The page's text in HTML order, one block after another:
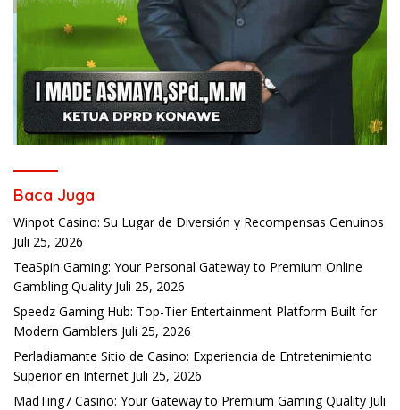
Baca Juga
Winpot Casino: Su Lugar de Diversión y Recompensas Genuinos
Juli 25, 2026
TeaSpin Gaming: Your Personal Gateway to Premium Online
Gambling Quality Juli 25, 2026
Speedz Gaming Hub: Top-Tier Entertainment Platform Built for
Modern Gamblers Juli 25, 2026
Perladiamante Sitio de Casino: Experiencia de Entretenimiento
Superior en Internet Juli 25, 2026
MadTing7 Casino: Your Gateway to Premium Gaming Quality Juli